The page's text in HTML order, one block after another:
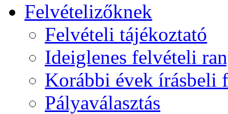
Felvételizőknek
Felvételi tájékoztató
Ideiglenes felvételi
Korábbi évek írásbeli
Pályaválasztás